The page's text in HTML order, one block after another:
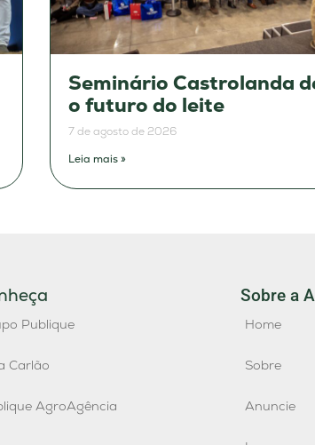
Seminário Castrolanda
o futuro do leite
7 de agosto de 2026
Leia mais »
Publique
Carlão
AgroAgência
Sobre a
Home
Sobre
Anuncie